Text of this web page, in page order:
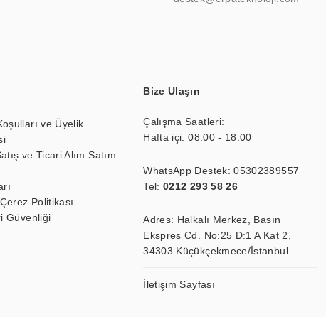
ve Üyelik
ve Ticari Alım Satım
Politikası
Güvenliği
Bize Ulaşın
Çalışma Saatleri:
Hafta içi: 08:00 - 18:00
WhatsApp Destek:05302389557
Tel: 0212 293 58 26
Adres: Halkalı Merkez, Basın
Ekspres Cd. No:25 D:1 A Kat 2,
34303 Küçükçekmece/İstanbul
İletişim Sayfası